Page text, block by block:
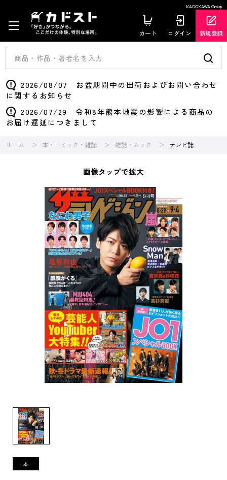
KADOKAWA Group
カート ログイン 新規登録
2026/08/07 お盆期間中の出荷およびお問い合わせ
に関するお知らせ
2026/07/29 令和8年熊本地震の影響による商品の
お届け遅延につきまして
ホーム 本・コミック・雑誌 雑誌・ムック テレビ誌
画像タップで拡大